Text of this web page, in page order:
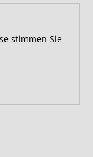
stimmen Sie